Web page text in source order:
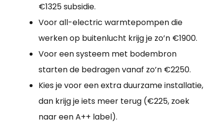
€1325 subsidie.
Voor all-electric warmtepompen die
werken op buitenlucht krijg je zo’n €1900.
Voor een systeem met bodembron
starten de bedragen vanaf zo’n €2250.
Kies je voor een extra duurzame installatie,
dan krijg je iets meer terug (€225, zoek
naar een A++ label).